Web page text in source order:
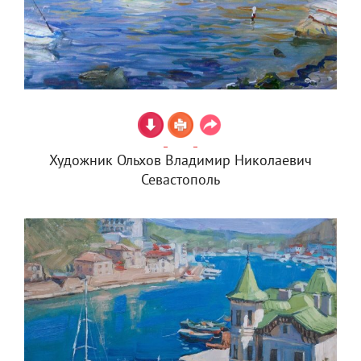
Художник Ольхов Владимир Николаевич
Севастополь